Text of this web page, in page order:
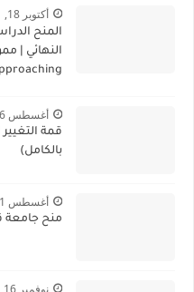
أكتوبر 18, 2021
أغسطس 16, 2025
بالكامل)
أغسطس 31, 2022
منح جامعة قطر 2023
نوفمبر 16, 2020